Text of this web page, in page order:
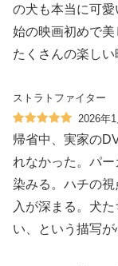
の犬も本当に可
始の映画初めで
たくさんの楽しい
ストラトファイター
2026年
帰省中、実家の
れなかった。パ
染みる。ハチの
入が深まる。犬
い、という描写が